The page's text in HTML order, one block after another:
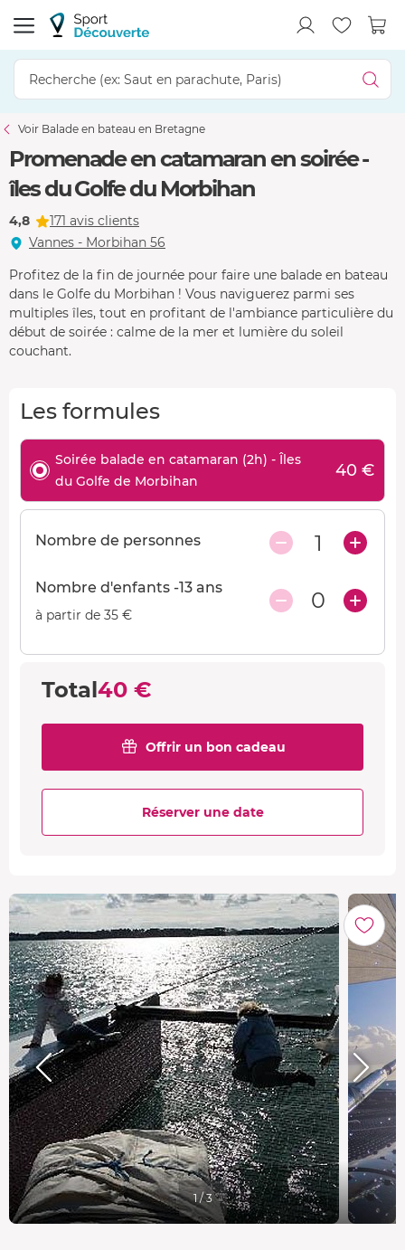
Voir Balade en bateau en Bretagne
Promenade en catamaran en soirée -
îles du Golfe du Morbihan
4,8
171 avis clients
Vannes - Morbihan 56
Profitez de la fin de journée pour faire une balade en bateau
dans le Golfe du Morbihan ! Vous naviguerez parmi ses
multiples îles, tout en profitant de l'ambiance particulière du
début de soirée : calme de la mer et lumière du soleil
couchant.
Les formules
Soirée balade en catamaran (2h) - Îles
du Golfe de Morbihan
40 €
Nombre de personnes 1
Nombre d'enfants -13 ans
à partir de 35 €
0
Total40 €
Offrir un bon cadeau
Réserver une date
1 / 3